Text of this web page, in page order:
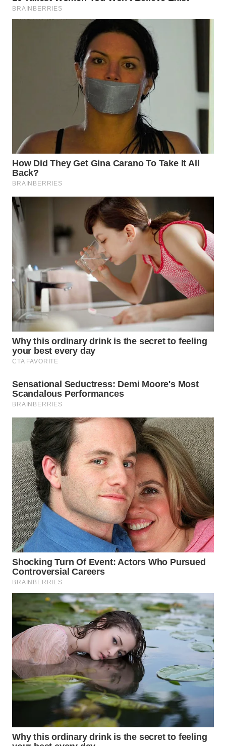
WN DELI
SERDANG
WN
TEBING
TINGGI
WN
KARAWANG
WN
BEKASI
WN
BOGOR
WN
DEPOK
WN
TAPANULI
UTARA
WN
SAMOSIR
WN
PADANG
LAWAS
WN
SUMEDANG
WN
CIANJUR
WN
KEPULAUAN
SERIBU
WN
TANGERANG
BINJAI